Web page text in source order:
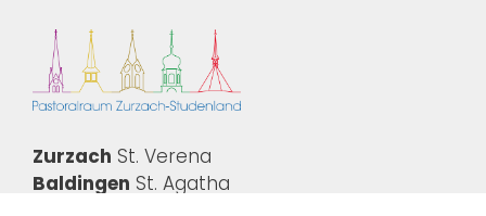
Zurzach St. Verena
Baldingen St. Agatha